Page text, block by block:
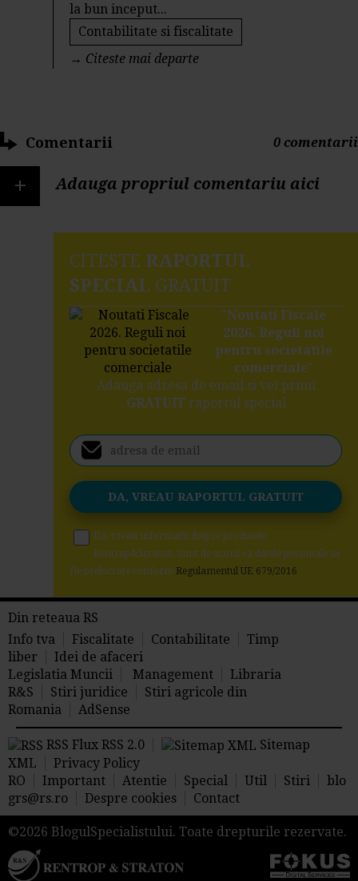
la bun inceput...
Contabilitate si fiscalitate
→ Citeste mai departe
Comentarii 0 comentarii
+ Adauga propriul comentariu aici
CITESTE RAPORTUL
SPECIAL GRATUIT
"Noutati Fiscale
2026. Reguli noi
pentru societatile
comerciale"
Adauga adresa de email si vei primi
GRATUITraportul special
Da, vreau informatii despre produsele
Rentrop&Straton. Sunt de acord ca datele personale sa
fie prelucrate conform Regulamentul UE 679/2016
Din reteaua RS
Info tva
Fiscalitate Contabilitate
Timp
liber
Idei de afaceri
Legislatia Muncii
Management
Libraria
R&S
Stiri juridice
Stiri agricole din
Romania
AdSense
RSS Flux RSS 2.0
Sitemap
XML
Privacy Policy
RO
Important Atentie Special Util Stiri
blo
grs@rs.ro
Despre cookies Contact
©2026 BlogulSpecialistului. Toate drepturile rezervate.